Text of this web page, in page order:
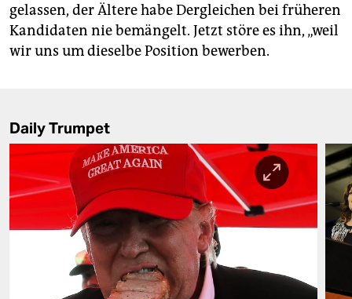
gelassen, der Ältere habe Dergleichen bei früheren
Kandidaten nie bemängelt. Jetzt störe es ihn, „weil
wir uns um dieselbe Position bewerben.
Daily Trumpet